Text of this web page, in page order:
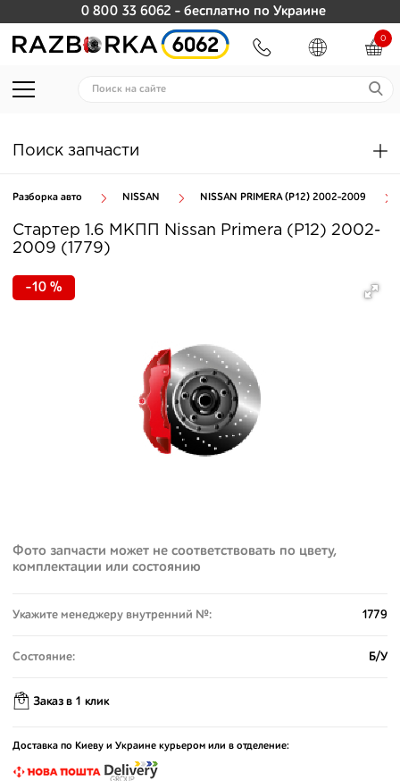
0 800 33 6062 - бесплатно по Украине
0
Поиск запчасти
Разборка авто NISSAN NISSAN PRIMERA (P12) 2002-2009
Стартер 1.6 МКПП Nissan Primera (P12) 2002-
2009 (1779)
-10 %
Фото запчасти может не соответствовать по цвету,
комплектации или состоянию
Укажите менеджеру внутренний №: 1779
Состояние: Б/У
Заказ в 1 клик
Доставка по Киеву и Украине курьером или в отделение: